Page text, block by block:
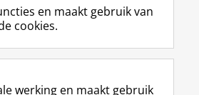
F
a
L
i
R
S
I
n
Y
o
en maakt gebruik van
cookies.
werking en maakt gebruik